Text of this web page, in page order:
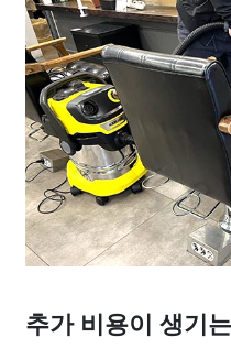
추가 비용이 생기